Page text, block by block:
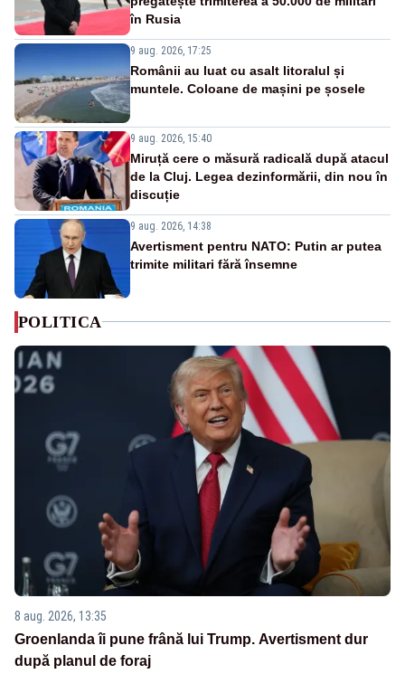
în Rusia
9 aug. 2026, 17:25
Românii au luat cu asalt litoralul și
muntele. Coloane de mașini pe șosele
9 aug. 2026, 15:40
Miruță cere o măsură radicală după atacul
de la Cluj. Legea dezinformării, din nou în
discuție
9 aug. 2026, 14:38
Avertisment pentru NATO: Putin ar putea
trimite militari fără însemne
POLITICA
8 aug. 2026, 13:35
Groenlanda îi pune frână lui Trump. Avertisment dur
după planul de foraj